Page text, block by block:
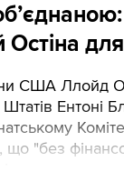
Остіна
США Ллойд
Ентоні
що "без